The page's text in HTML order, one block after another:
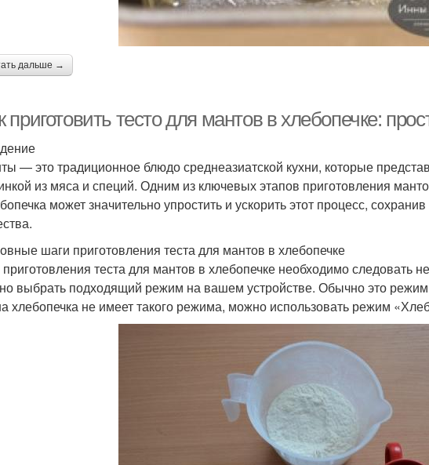
дальше →
приготовить тесто для мантов в хлебопечке:
— это традиционное блюдо среднеазиатской кухни, которые
из мяса и специй. Одним из ключевых этапов приготовления
может значительно упростить и ускорить этот процесс,
шаги приготовления теста для мантов в хлебопечке
теста для мантов в хлебопечке необходимо следовать
выбрать подходящий режим на вашем устройстве. Обычно это
хлебопечка не имеет такого режима, можно использовать режим